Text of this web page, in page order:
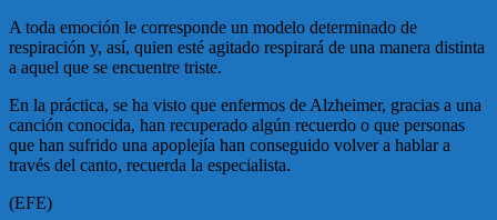
A toda emoción le corresponde un modelo determinado de
respiración y, así, quien esté agitado respirará de una manera distinta
a aquel que se encuentre triste.
En la práctica, se ha visto que enfermos de Alzheimer, gracias a una
canción conocida, han recuperado algún recuerdo o que personas
que han sufrido una apoplejía han conseguido volver a hablar a
través del canto, recuerda la especialista.
(EFE)